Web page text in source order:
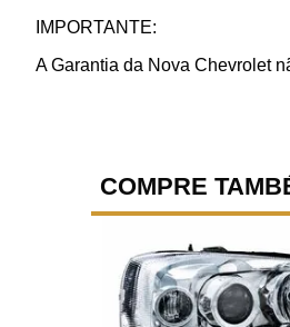
IMPORTANTE:
A Garantia da Nova Chevrolet
COMPRE